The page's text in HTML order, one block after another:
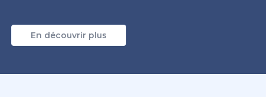
En découvrir plus